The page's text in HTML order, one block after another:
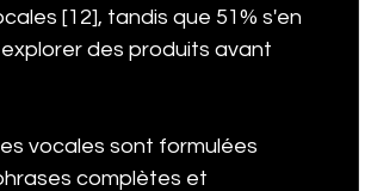
[12], tandis que 51% s'en
des produits avant
vocales sont formulées
complètes et